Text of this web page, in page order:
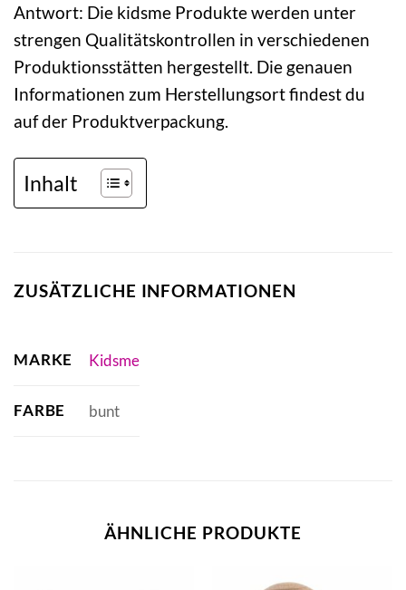
Antwort: Die kidsme Produkte werden unter
strengen Qualitätskontrollen in verschiedenen
Produktionsstätten hergestellt. Die genauen
Informationen zum Herstellungsort findest du
auf der Produktverpackung.
Inhalt
ZUSÄTZLICHE INFORMATIONEN
MARKE Kidsme
FARBE bunt
ÄHNLICHE PRODUKTE